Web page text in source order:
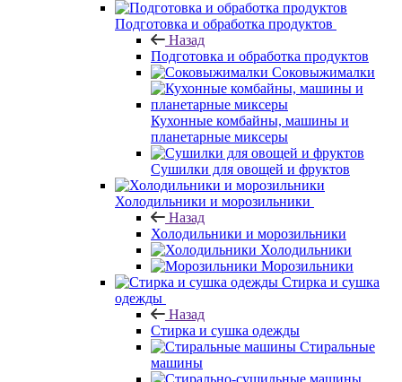
Подготовка и обработка продуктов
Назад
Подготовка и обработка продуктов
Соковыжималки
Кухонные комбайны, машины и
планетарные миксеры
Сушилки для овощей и фруктов
Холодильники и морозильники
Назад
Холодильники и морозильники
Холодильники
Морозильники
Стирка и сушка
одежды
Назад
Стирка и сушка одежды
Стиральные
машины